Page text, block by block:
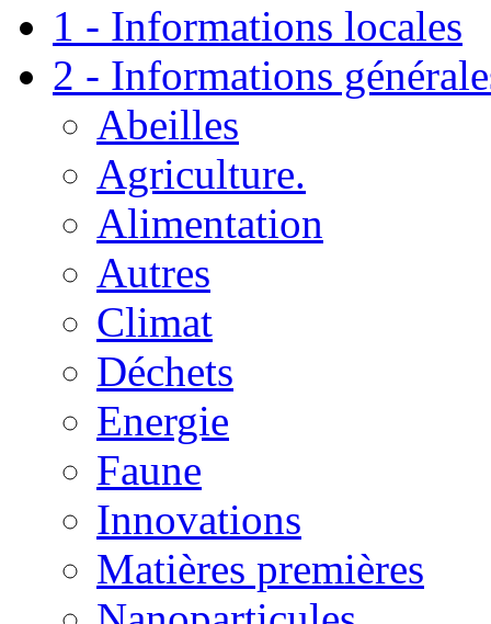
1 - Informations locales
2 - Informations
Abeilles
Agriculture.
Alimentation
Autres
Climat
Déchets
Energie
Faune
Innovations
Matières premières